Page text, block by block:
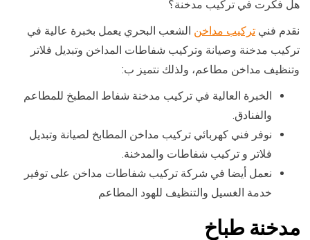
هل فكرت في تركيب مدخنة؟
نقدم فني تركيب مداخن الشعب البحري يعمل بخبرة عالية في
تركيب مدخنة وصيانة وتركيب شفاطات المداخن وتبديل فلاتر
وتنظيف مداخن مطاعم، ولذلك نتميز ب:
الخبرة العالية في تركيب مدخنة شفاط المطبخ للمطاعم
والفنادق.
نوفر فني كهربائي تركيب مداخن المطابخ لصيانة وتبديل
فلاتر و تركيب شفاطات والمدخنة.
نعمل أيضا في شركة تركيب شفاطات مداخن على توفير
خدمة الغسيل والتنظيف للهود المطاعم
مدخنة طباخ